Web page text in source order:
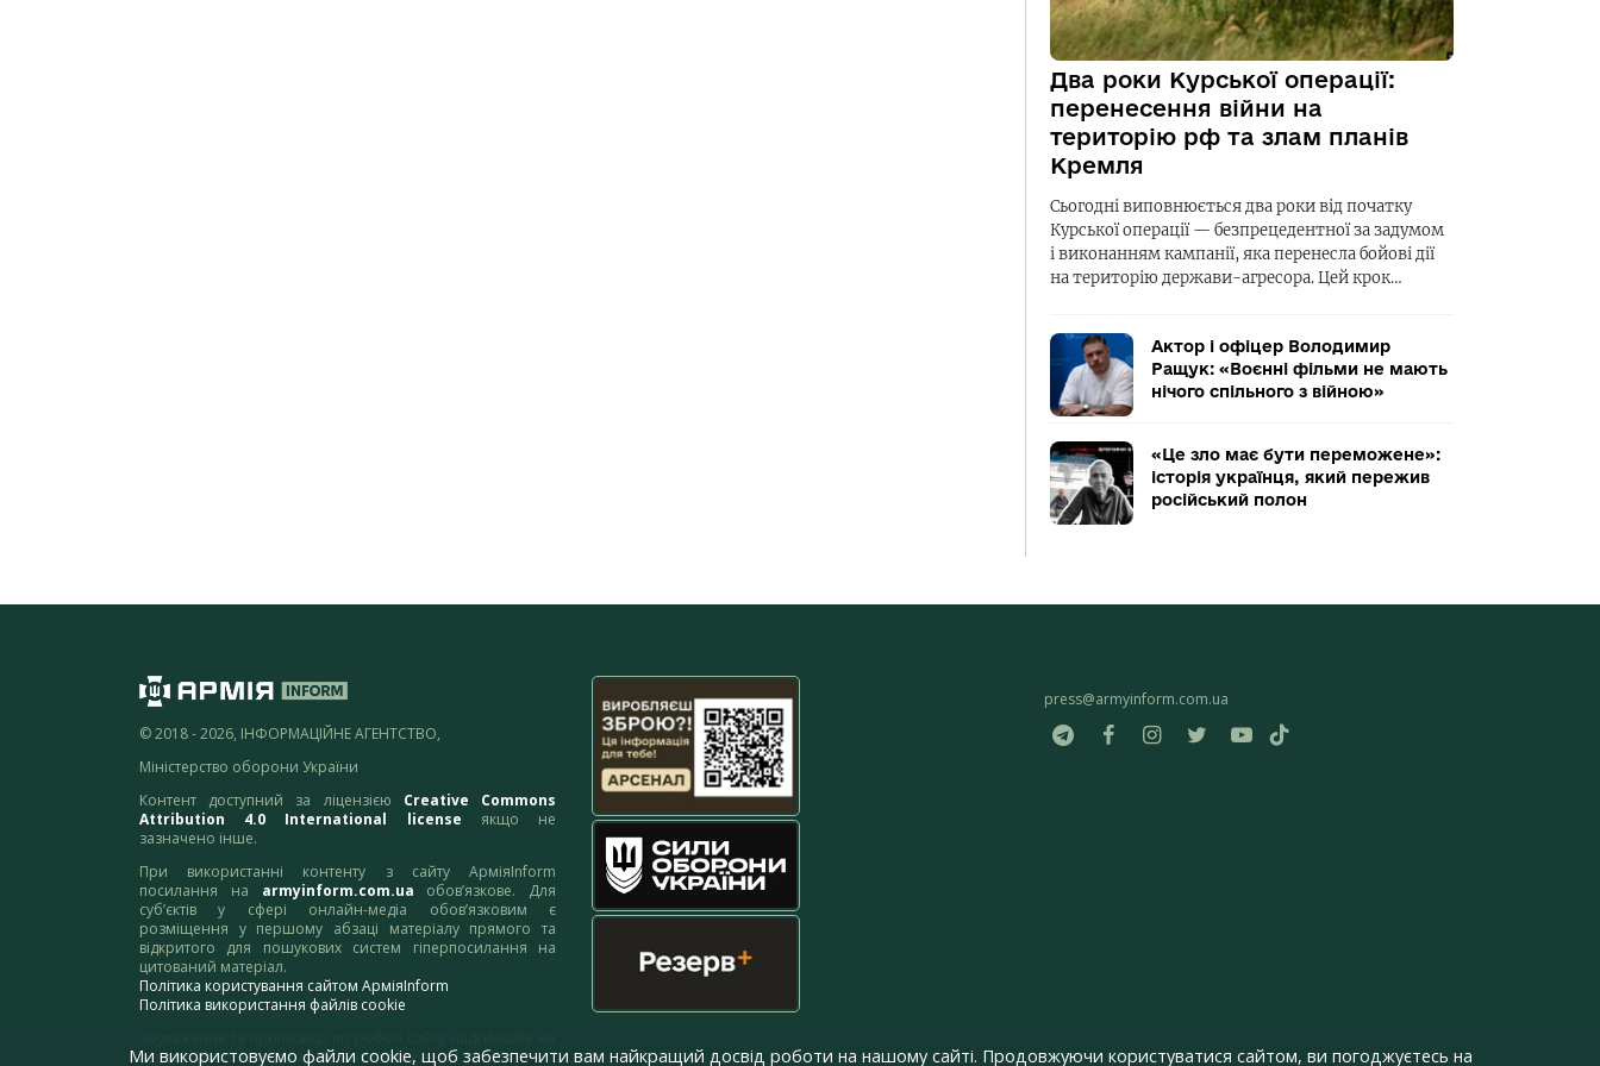
Два роки Курської операції:
перенесення війни на
територію рф та злам планів
Кремля
Сьогодні виповнюється два роки від початку
Курської операції — безпрецедентної за задумом
і виконанням кампанії, яка перенесла бойові дії
на територію держави-агресора. Цей крок…
Актор і офіцер Володимир
Ращук: «Воєнні фільми не мають
нічого спільного з війною»
«Це зло має бути переможене»:
історія українця, який пережив
російський полон
© 2018 - 2026, ІНФОРМАЦІЙНЕ АГЕНТСТВО,
Міністерство оборони України
Контент доступний за ліцензією Creative Commons
Attribution 4.0 International license якщо не
зазначено інше.
При використанні контенту з сайту АрміяInform
посилання на armyinform.com.ua обов’язкове. Для
суб’єктів у сфері онлайн-медіа обов’язковим є
розміщення у першому абзаці матеріалу прямого та
відкритого для пошукових систем гіперпосилання на
цитований матеріал.
Політика користування сайтом АрміяInform
Політика використання файлів cookie
адресу:webmaster@armyinform.com.ua
press@armyinform.com.ua
Ми використовуємо файли cookie, щоб забезпечити вам найкращий досвід роботи на нашому сайті. Продовжуючи користуватися сайтом, ви погоджуєтесь на